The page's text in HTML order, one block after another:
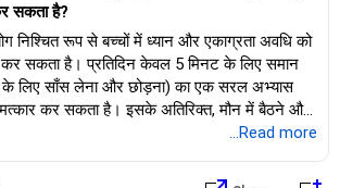
सकता है?
निश्चित रूप से बच्चों में ध्यान और एकाग्रता अवधि को
सकता है। प्रतिदिन केवल 5 मिनट के लिए समान
के लिए साँस लेना और छोड़ना) का एक सरल अभ्यास
कर सकता है। इसके अतिरिक्त, मौन में बैठने और
समय निकालने से मन शांत होता है, जिससे बच्चों के लिए
के साथ बड़ा प्रभाव हो सकता है!
...Read more